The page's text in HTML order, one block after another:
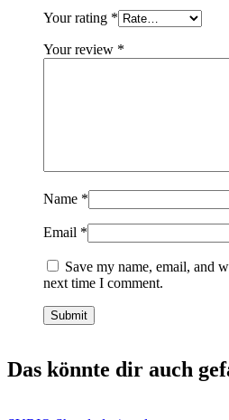
Your rating *
Your review *
Name *
Email *
Save my name, email, and
next time I comment.
Das könnte dir auch